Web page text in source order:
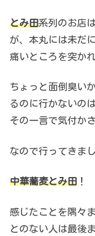
とみ田系列のお店
が、本丸には未だ
痛いところを突か
ちょっと面倒臭い
るのに行かないの
その一言で気付か
なので行ってきまし
中華蕎麦とみ田 ！
感じたことを隅々
とのない人は最後